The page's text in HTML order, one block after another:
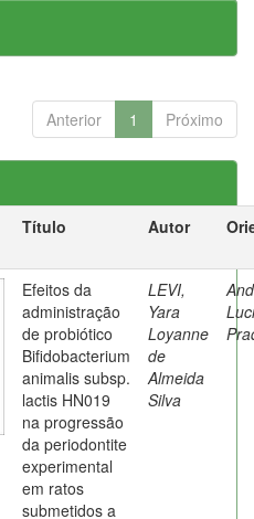
Anterior 1 Próximo
Título Autor
Efeitos da
administração
de probiótico
Bifidobacterium
animalis subsp.
lactis HN019
na progressão
da periodontite
experimental
em ratos
submetidos a
LEVI,
Yara
Loyanne
de
Almeida
Silva